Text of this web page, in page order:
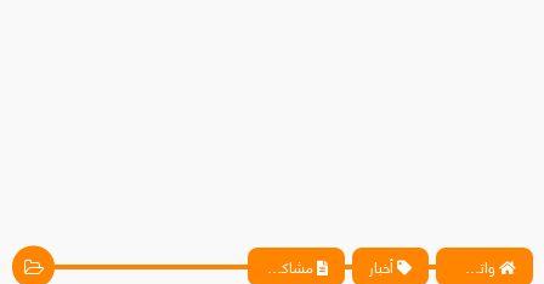
واتس آب ، فيسبوك ، أنترنت ، شروحات تقنية حصرية - المحترف أخبار مشاكل صحية قد تواجه مستعملي Google Glass